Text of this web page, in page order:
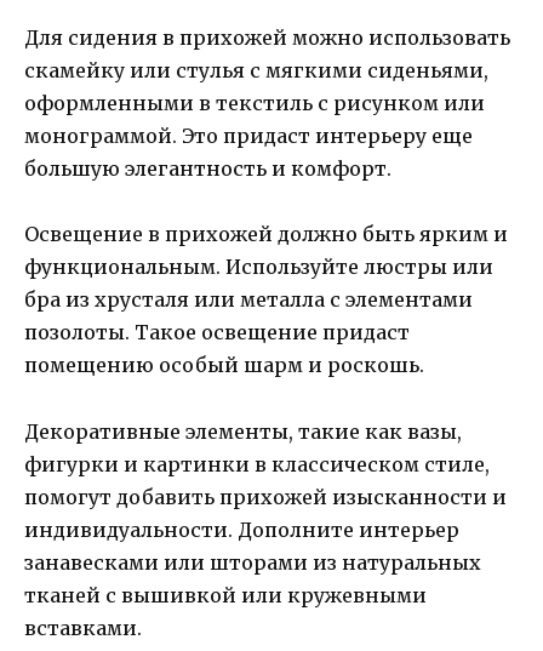
Для сидения в прихожей можно использовать
скамейку или стулья с мягкими сиденьями,
оформленными в текстиль с рисунком или
монограммой. Это придаст интерьеру еще
большую элегантность и комфорт.
Освещение в прихожей должно быть ярким и
функциональным. Используйте люстры или
бра из хрусталя или металла с элементами
позолоты. Такое освещение придаст
помещению особый шарм и роскошь.
Декоративные элементы, такие как вазы,
фигурки и картинки в классическом стиле,
помогут добавить прихожей изысканности и
индивидуальности. Дополните интерьер
занавесками или шторами из натуральных
тканей с вышивкой или кружевными
вставками.